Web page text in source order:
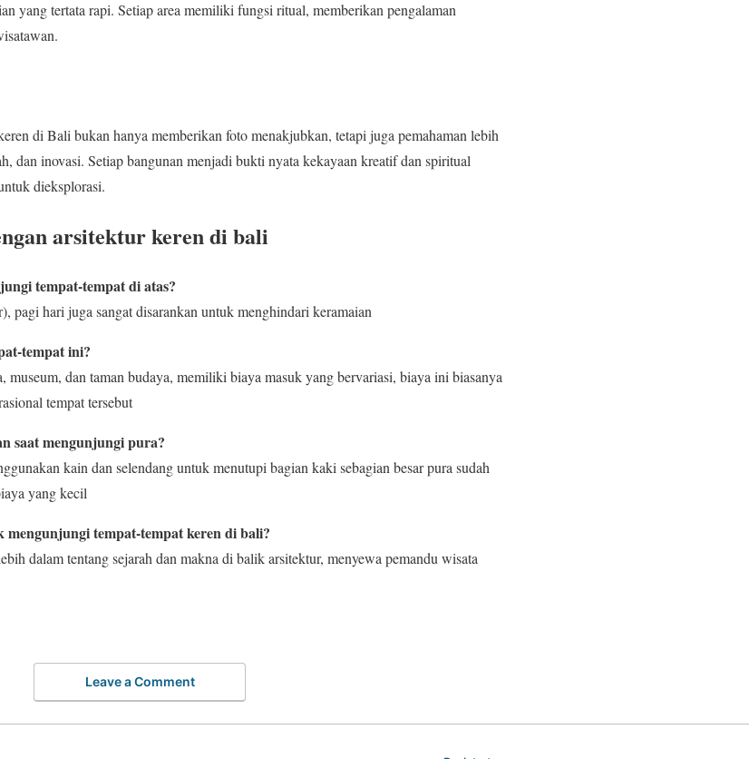
yang tertata rapi. Setiap area memiliki fungsi ritual, memberikan pengalaman
di Bali bukan hanya memberikan foto menakjubkan, tetapi juga pemahaman lebih
dan inovasi. Setiap bangunan menjadi bukti nyata kekayaan kreatif dan spiritual
dieksplorasi.
arsitektur keren di bali
tempat-tempat di atas?
pagi hari juga sangat disarankan untuk menghindari keramaian
tempat ini?
museum, dan taman budaya, memiliki biaya masuk yang bervariasi, biaya ini biasanya
tempat tersebut
saat mengunjungi pura?
kain dan selendang untuk menutupi bagian kaki sebagian besar pura sudah
yang kecil
tempat-tempat keren di bali?
dalam tentang sejarah dan makna di balik arsitektur, menyewa pemandu wisata
Leave a Comment